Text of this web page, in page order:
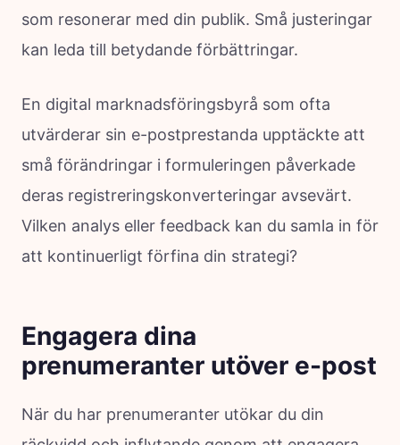
som resonerar med din publik. Små justeringar
kan leda till betydande förbättringar.
En digital marknadsföringsbyrå som ofta
utvärderar sin e-postprestanda upptäckte att
små förändringar i formuleringen påverkade
deras registreringskonverteringar avsevärt.
Vilken analys eller feedback kan du samla in för
att kontinuerligt förfina din strategi?
Engagera dina
prenumeranter utöver e-post
När du har prenumeranter utökar du din